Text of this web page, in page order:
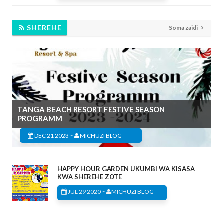
SHEREHE Soma zaidi
TANGA BEACH RESORT FESTIVE SEASON
PROGRAMM
DEC 21 2023 - MICHUZI BLOG
HAPPY HOUR GARDEN UKUMBI WA KISASA
KWA SHEREHE ZOTE
JUL 29 2020 - MICHUZI BLOG